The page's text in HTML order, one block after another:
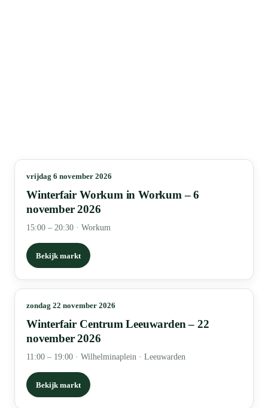
vrijdag 6 november 2026
Winterfair Workum in Workum – 6
november 2026
15:00 – 20:30 · Workum
Bekijk markt
zondag 22 november 2026
Winterfair Centrum Leeuwarden – 22
november 2026
11:00 – 19:00 · Wilhelminaplein · Leeuwarden
Bekijk markt